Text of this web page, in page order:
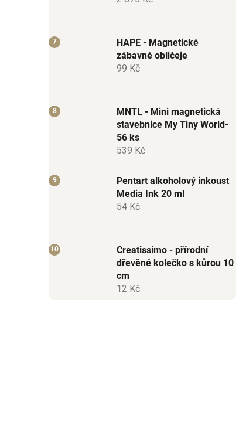
HAPE - Magnetické
zábavné obličeje
99 Kč
MNTL - Mini magnetická
stavebnice My Tiny World-
56 ks
539 Kč
Pentart alkoholový inkoust
Media Ink 20 ml
54 Kč
Creatissimo - přírodní
dřevěné kolečko s kůrou 10
cm
12 Kč